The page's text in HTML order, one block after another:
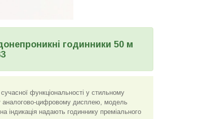
годинники 50 м
функціональності у стильному
аналогово-цифровому дисплею, модель
індикація надають годиннику преміального